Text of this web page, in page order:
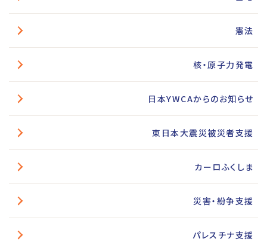
憲法
核・原子力発電
日本YWCAからのお知らせ
東日本大震災被災者支援
カーロふくしま
災害・紛争支援
パレスチナ支援